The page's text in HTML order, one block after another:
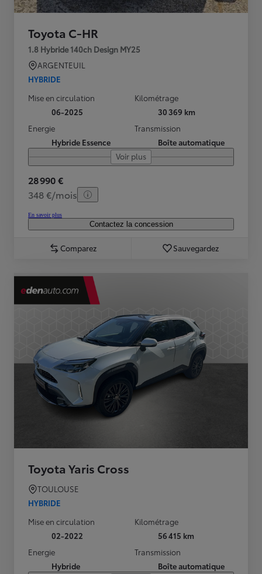
Toyota C-HR
1.8 Hybride 140ch Design MY25
ARGENTEUIL
HYBRIDE
Mise en circulation
06-2025
Kilométrage
30 369 km
Energie
Hybride Essence
Transmission
Boîte automatique
Voir plus
28 990 €
348 €/mois
En savoir plus
Contactez la concession
Comparez Sauvegardez
Toyota Yaris Cross
TOULOUSE
HYBRIDE
Mise en circulation
02-2022
Kilométrage
56 415 km
Energie
Hybride
Transmission
Boîte automatique